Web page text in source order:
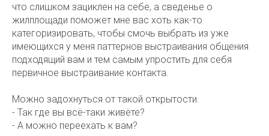
что слишком зациклен на себе, а сведенье о
жилплощади поможет мне вас хоть как-то
категоризировать, чтобы смочь выбрать из уже
имеющихся у меня паттернов выстраивания общения
подходящий вам и тем самым упростить для себя
первичное выстраивание контакта.
Можно задохнуться от такой открытости.
- Так где вы всё-таки живёте?
- А можно переехать к вам?